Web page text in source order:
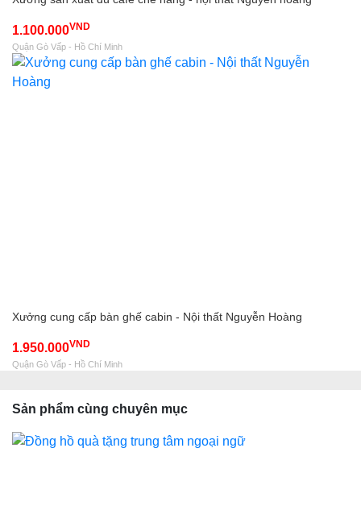
1.100.000VND
Quận Gò Vấp - Hồ Chí Minh
Xưởng cung cấp bàn ghế cabin - Nội thất Nguyễn Hoàng
1.950.000VND
Quận Gò Vấp - Hồ Chí Minh
Sản phẩm cùng chuyên mục